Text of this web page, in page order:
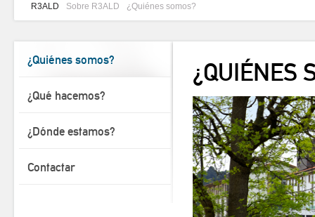
R3ALD Sobre R3ALD ¿Quiénes somos?
¿Quiénes somos?
¿Qué hacemos?
¿Dónde estamos?
Contactar
¿QUIÉNES